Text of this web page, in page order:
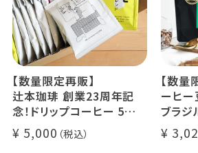
【数量限定再販】
辻本珈琲 創業23周年記
念！ドリップコーヒー 5種
50杯セット
アニバーサリーブレンド（コ
5,000
【数量
ーヒー
ブラジ
レ・ド
200g /